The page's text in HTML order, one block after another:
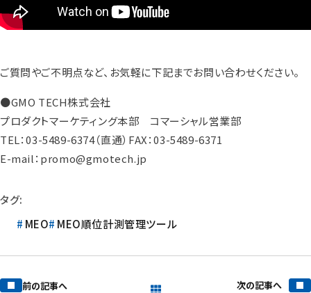
ご質問やご不明点など、お気軽に下記までお問い合わせください。
●GMO TECH株式会社
プロダクトマーケティング本部 コマーシャル営業部
TEL：03-5489-6374（直通）FAX：03-5489-6371
E-mail：promo@gmotech.jp
タグ:
MEO
MEO順位計測管理ツール
前の記事へ 次の記事へ